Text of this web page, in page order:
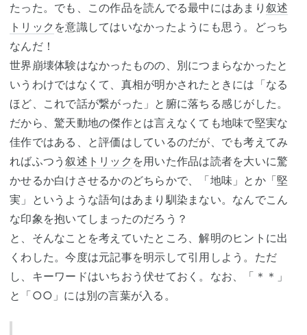
たった。でも、この作品を読んでる最中にはあまり 叙述
トリック を意識してはいなかったようにも思う。どっち
なんだ！
世界崩壊体験はなかったものの、別につまらなかったと
いうわけではなくて、真相が明かされたときには「なる
ほど、これで話が繋がった」と腑に落ちる感じがした。
だから、驚天動地の傑作とは言えなくても地味で堅実な
佳作ではある、と評価はしているのだが、でも考えてみ
ればふつう叙述トリック を用いた作品は読者を大いに驚
かせるか白けさせるかのどちらかで、「地味」とか「堅
実」というような語句はあまり馴染まない。なんでこん
な印象を抱いてしまったのだろう？
と、そんなことを考えていたところ、解明のヒントに出
くわした。今度は元記事を明示して引用しよう。ただ
し、キーワードはいちおう伏せておく。なお、「＊＊」
と「○○」には別の言葉が入る。